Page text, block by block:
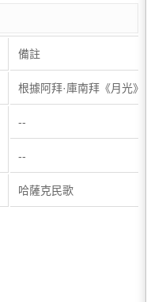
備註
根據阿拜·庫南拜《月光》
--
--
哈薩克民歌